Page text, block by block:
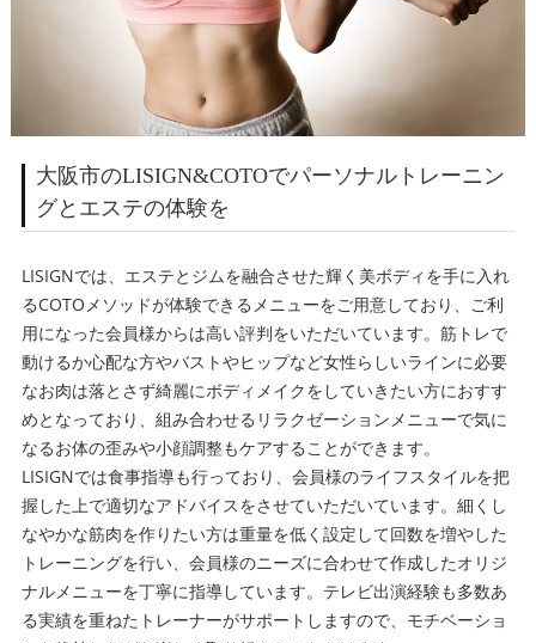
大阪市のLISIGN&COTOでパーソナルトレーニン
グとエステの体験を
LISIGNでは、エステとジムを融合させた輝く美ボディを手に入れ
るCOTOメソッドが体験できるメニューをご用意しており、ご利
用になった会員様からは高い評判をいただいています。筋トレで
動けるか心配な方やバストやヒップなど女性らしいラインに必要
なお肉は落とさず綺麗にボディメイクをしていきたい方におすす
めとなっており、組み合わせるリラクゼーションメニューで気に
なるお体の歪みや小顔調整もケアすることができます。
LISIGNでは食事指導も行っており、会員様のライフスタイルを把
握した上で適切なアドバイスをさせていただいています。細くし
なやかな筋肉を作りたい方は重量を低く設定して回数を増やした
トレーニングを行い、会員様のニーズに合わせて作成したオリジ
ナルメニューを丁寧に指導しています。テレビ出演経験も多数あ
る実績を重ねたトレーナーがサポートしますので、モチベーショ